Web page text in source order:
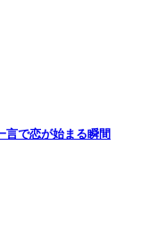
言で恋が始まる瞬間